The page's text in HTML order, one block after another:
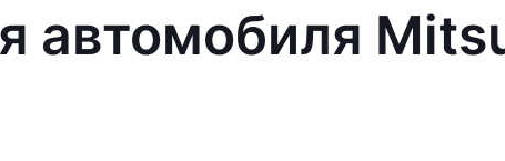
автомобиля